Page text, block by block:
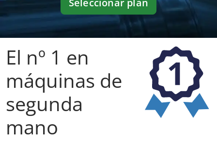
Sistema de descuento en las tarifas Standard,
Professional y Premium
1 anuncio
Seleccionar plan
El nº 1 en
máquinas de
segunda
mano